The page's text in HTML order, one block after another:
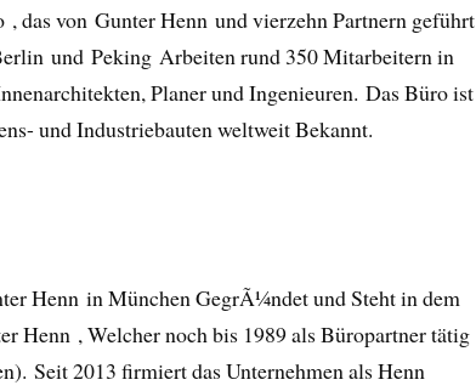
das von Gunter Henn und vierzehn Partnern geführt
und Peking Arbeiten rund 350 Mitarbeitern in
Planer und Ingenieuren. Das Büro ist
und Industriebauten weltweit Bekannt.
Henn in München GegrÃ¼ndet und Steht in dem
Henn , Welcher noch bis 1989 als Büropartner tätig
Seit 2013 firmiert das Unternehmen als Henn